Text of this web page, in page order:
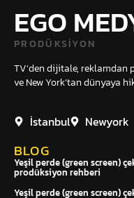
EGO
PRODÜKSIYON
TV’den dijitale, reklamdan
ve New York’tan dünyaya
İstanbul Newyork
BLOG
Yeşil perde (green screen)
prodüksiyon rehberi
Yeşil perde (green screen)